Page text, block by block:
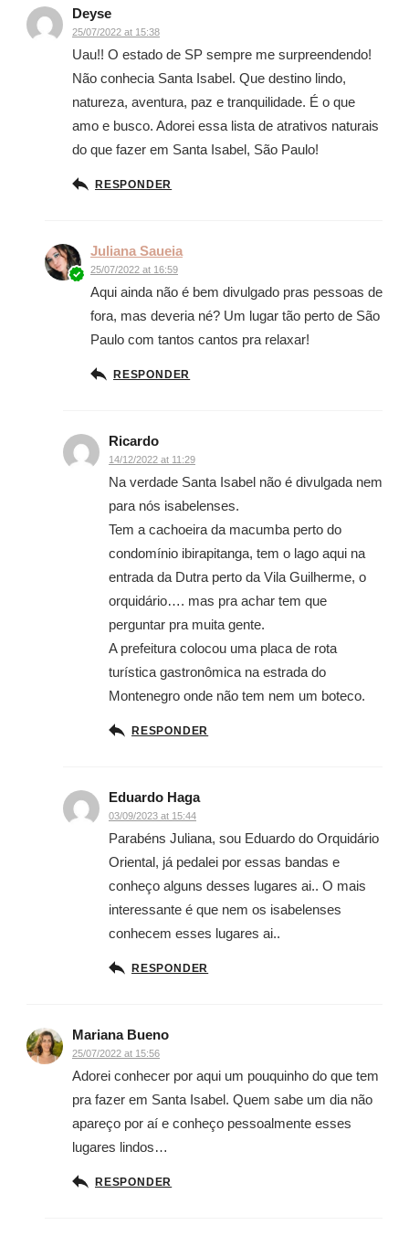
Deyse
25/07/2022 at 15:38
Uau!! O estado de SP sempre me surpreendendo!
Não conhecia Santa Isabel. Que destino lindo,
natureza, aventura, paz e tranquilidade. É o que
amo e busco. Adorei essa lista de atrativos naturais
do que fazer em Santa Isabel, São Paulo!
RESPONDER
Juliana Saueia
25/07/2022 at 16:59
Aqui ainda não é bem divulgado pras pessoas de
fora, mas deveria né? Um lugar tão perto de São
Paulo com tantos cantos pra relaxar!
RESPONDER
Ricardo
14/12/2022 at 11:29
Na verdade Santa Isabel não é divulgada nem
para nós isabelenses.
Tem a cachoeira da macumba perto do
condomínio ibirapitanga, tem o lago aqui na
entrada da Dutra perto da Vila Guilherme, o
orquidário…. mas pra achar tem que
perguntar pra muita gente.
A prefeitura colocou uma placa de rota
turística gastronômica na estrada do
Montenegro onde não tem nem um boteco.
RESPONDER
Eduardo Haga
03/09/2023 at 15:44
Parabéns Juliana, sou Eduardo do Orquidário
Oriental, já pedalei por essas bandas e
conheço alguns desses lugares ai.. O mais
interessante é que nem os isabelenses
conhecem esses lugares ai..
RESPONDER
Mariana Bueno
25/07/2022 at 15:56
Adorei conhecer por aqui um pouquinho do que tem
pra fazer em Santa Isabel. Quem sabe um dia não
apareço por aí e conheço pessoalmente esses
lugares lindos…
RESPONDER